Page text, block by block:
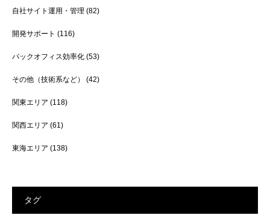
自社サイト運用・管理 (82)
開発サポート (116)
バックオフィス効率化 (53)
その他（技術系など） (42)
関東エリア (118)
関西エリア (61)
東海エリア (138)
タグ